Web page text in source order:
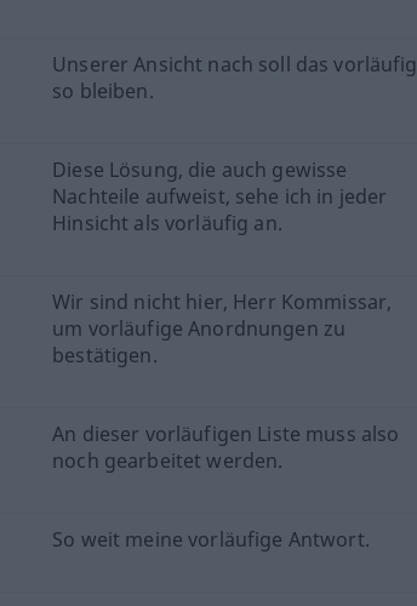
Unserer Ansicht nach soll das vorläufig
so bleiben.
Diese Lösung, die auch gewisse
Nachteile aufweist, sehe ich in jeder
Hinsicht als vorläufig an.
Wir sind nicht hier, Herr Kommissar,
um vorläufige Anordnungen zu
bestätigen.
An dieser vorläufigen Liste muss also
noch gearbeitet werden.
So weit meine vorläufige Antwort.